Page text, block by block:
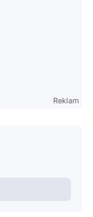
Reklam